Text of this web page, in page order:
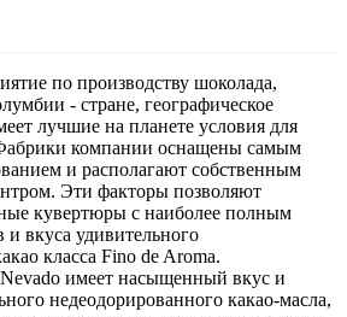
по производству шоколада,
- стране, географическое
лучшие на планете условия для
компании оснащены самым
и располагают собственным
Эти факторы позволяют
кувертюры с наиболее полным
и вкуса удивительного
класса Fino de Aroma.
имеет насыщенный вкус и
недеодорированного какао-масла,